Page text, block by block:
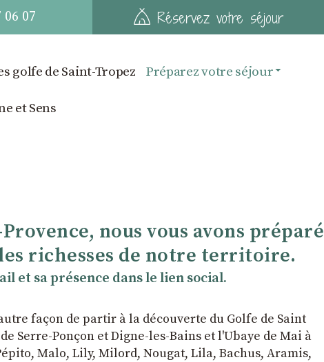
07 Réservez votre séjour
golfe de Saint-Tropez Préparez votre séjour
et Sens
nous vous avons préparé
richesses de notre territoire.
et sa présence dans le lien social.
façon de partir à la découverte du Golfe de Saint
Serre-Ponçon et Digne-les-Bains et l'Ubaye de Mai à
Malo, Lily, Milord, Nougat, Lila, Bachus, Aramis,